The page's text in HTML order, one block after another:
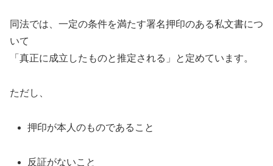
同法では、一定の条件を満たす署名押印のある私文書につ
いて
「真正に成立したものと推定される」と定めています。
ただし、
押印が本人のものであること
反証がないこと